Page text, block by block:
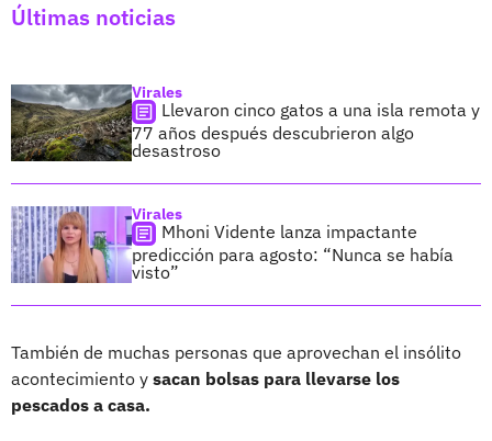
Últimas noticias
Virales
Llevaron cinco gatos a una isla remota y
77 años después descubrieron algo
desastroso
Virales
Mhoni Vidente lanza impactante
predicción para agosto: “Nunca se había
visto”
También de muchas personas que aprovechan el insólito
acontecimiento y sacan bolsas para llevarse los
pescados a casa.